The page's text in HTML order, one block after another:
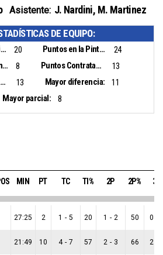
Asistente: J. Nardini, M. Martinez
DE EQUIPO:
Puntos por Pérdidas: 20 Puntos en la Pintura:
24
Puntos de Segunda Oportunidad:
8 Puntos Contrataque:
13
Puntos del Banquillo:
13 Mayor diferencia:
11
Mayor parcial:
8
MIN PT TC TI% 2P 2P% 3P
27:25 2 1 - 5 20 1 - 2 50 0
21:49 10 4 - 7 57 2 - 3 66 2